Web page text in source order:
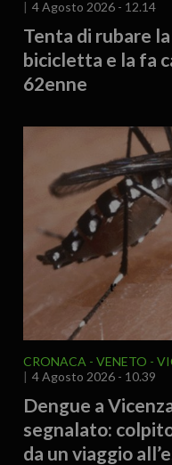
4 Agosto 2026 - 12.14
Tenta di rubare
bicicletta e la fa
62enne
CRONACA VENETO
4 Agosto 2026 - 10.39
Dengue a
segnalato:
da un viaggio